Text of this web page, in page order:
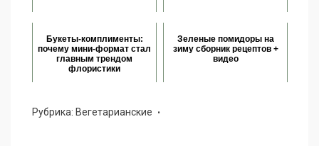
Букеты-комплименты:
почему мини-формат стал
главным трендом
флористики
Зеленые помидоры на
зиму сборник рецептов +
видео
Рубрика: Вегетарианские